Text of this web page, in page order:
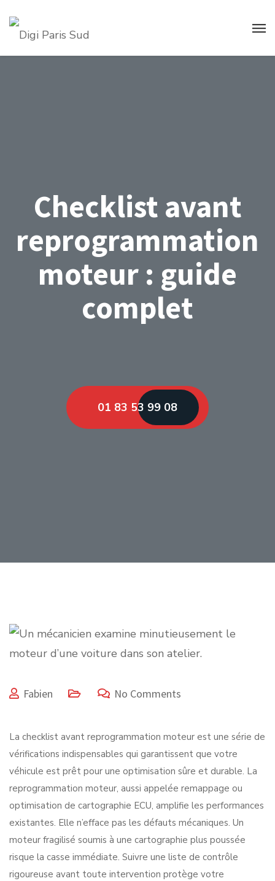
Checklist avant
reprogrammation
moteur : guide
complet
01 83 53 99 08
Fabien No Comments
La checklist avant reprogrammation moteur est une série de
vérifications indispensables qui garantissent que votre
véhicule est prêt pour une optimisation sûre et durable. La
reprogrammation moteur, aussi appelée remappage ou
optimisation de cartographie ECU, amplifie les performances
existantes. Elle n’efface pas les défauts mécaniques. Un
moteur fragilisé soumis à une cartographie plus poussée
risque la casse immédiate. Suivre une liste de contrôle
rigoureuse avant toute intervention protège votre